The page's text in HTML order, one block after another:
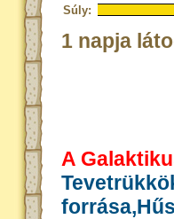
Súly:
1 napja
A